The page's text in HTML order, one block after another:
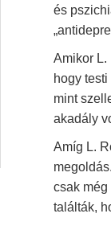
és
Amikor L.
hogy
mint
akadály
Amíg L.
csak
találták,